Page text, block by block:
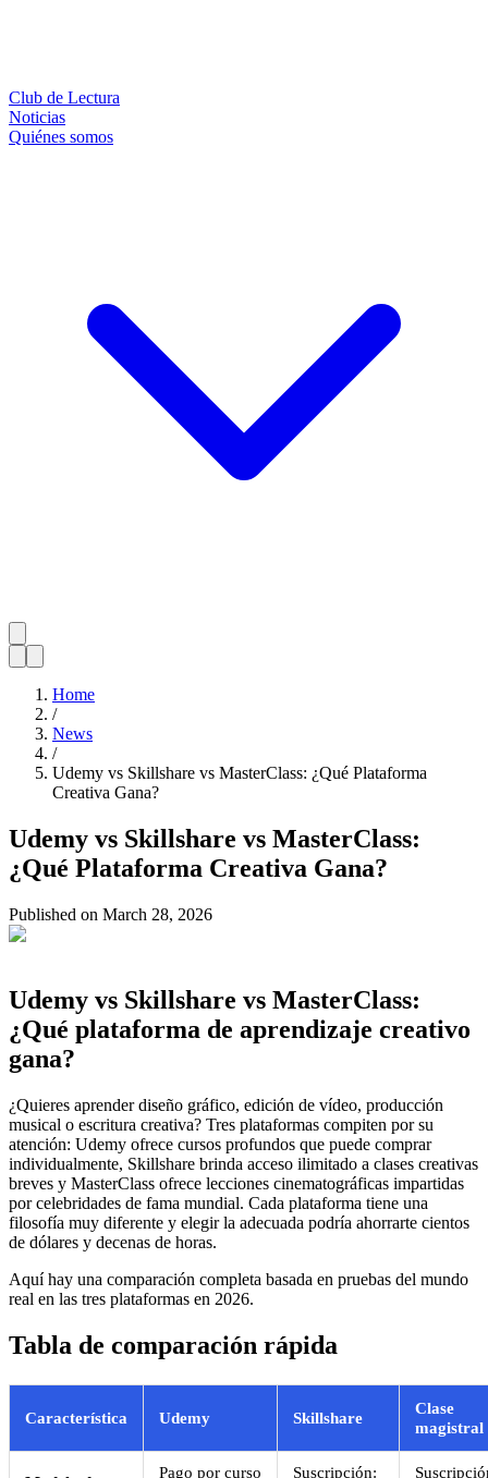
Club de Lectura
Noticias
Quiénes somos
Home
/
News
/
Udemy vs Skillshare vs MasterClass: ¿Qué Plataforma
Creativa Gana?
Udemy vs Skillshare vs MasterClass:
¿Qué Plataforma Creativa Gana?
Published on March 28, 2026
Udemy vs Skillshare vs MasterClass:
¿Qué plataforma de aprendizaje creativo
gana?
¿Quieres aprender diseño gráfico, edición de vídeo, producción
musical o escritura creativa? Tres plataformas compiten por su
atención: Udemy ofrece cursos profundos que puede comprar
individualmente, Skillshare brinda acceso ilimitado a clases creativas
breves y MasterClass ofrece lecciones cinematográficas impartidas
por celebridades de fama mundial. Cada plataforma tiene una
filosofía muy diferente y elegir la adecuada podría ahorrarte cientos
de dólares y decenas de horas.
Aquí hay una comparación completa basada en pruebas del mundo
real en las tres plataformas en 2026.
Tabla de comparación rápida
Característica Udemy Skillshare
Clase
magistral
Pago por curso Suscripción: